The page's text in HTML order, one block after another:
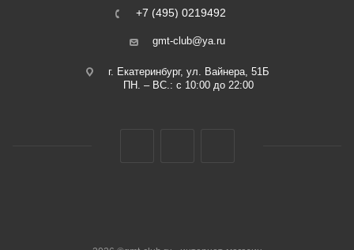
+7 (495) 0219492
gmt-club@ya.ru
г. Екатеринбург, ул. Вайнера, 51Б
ПН. – ВС.: с 10:00 до 22:00